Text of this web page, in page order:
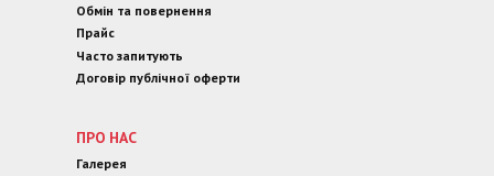
Обмін та повернення
Прайс
Часто запитують
Договір публічної оферти
ПРО НАС
Галерея